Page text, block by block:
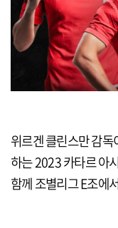
위르겐 클린스만 감
하는 2023 카타르 아
함께 조별리그 E조에